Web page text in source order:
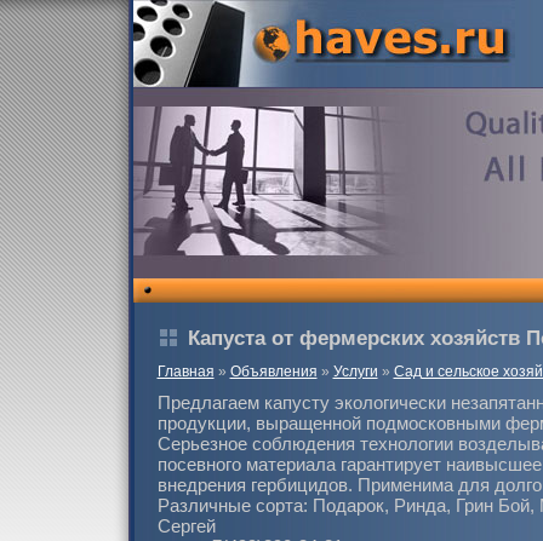
Капуста от фермерских хозяйств
Главная » Объявления » Услуги » Сад и сельское
Предлагаем капусту экологически
продукции, выращенной подмосковными
Серьезное соблюдения технологии
посевного материала гарантирует
внедрения гербицидов. Применима для
Различные сорта: Подарок, Ринда, Грин Бой,
Сергей